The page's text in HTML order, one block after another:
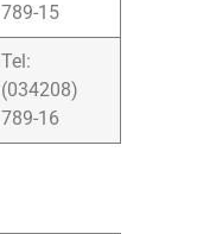
789-15
Tel:
(034208)
789-16